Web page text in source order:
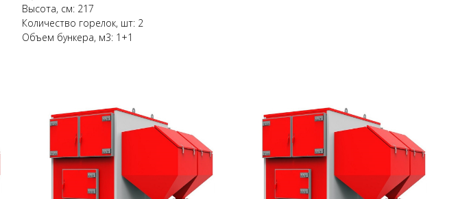
Высота, см: 217
Количество горелок, шт: 2
Объем бункера, м3: 1+1